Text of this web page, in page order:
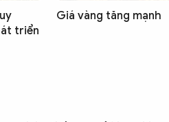
triển
Giá vàng tăng mạnh